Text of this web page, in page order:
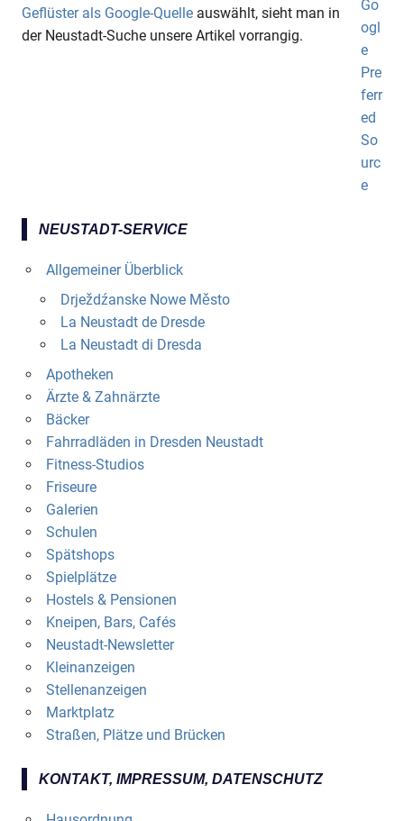
Geflüster als Google-Quelle auswählt, sieht man in
der Neustadt-Suche unsere Artikel vorrangig.
NEUSTADT-SERVICE
Allgemeiner Überblick
Drježdźanske Nowe Město
La Neustadt de Dresde
La Neustadt di Dresda
Apotheken
Ärzte & Zahnärzte
Bäcker
Fahrradläden in Dresden Neustadt
Fitness-Studios
Friseure
Galerien
Schulen
Spätshops
Spielplätze
Hostels & Pensionen
Kneipen, Bars, Cafés
Neustadt-Newsletter
Kleinanzeigen
Stellenanzeigen
Marktplatz
Straßen, Plätze und Brücken
KONTAKT, IMPRESSUM, DATENSCHUTZ